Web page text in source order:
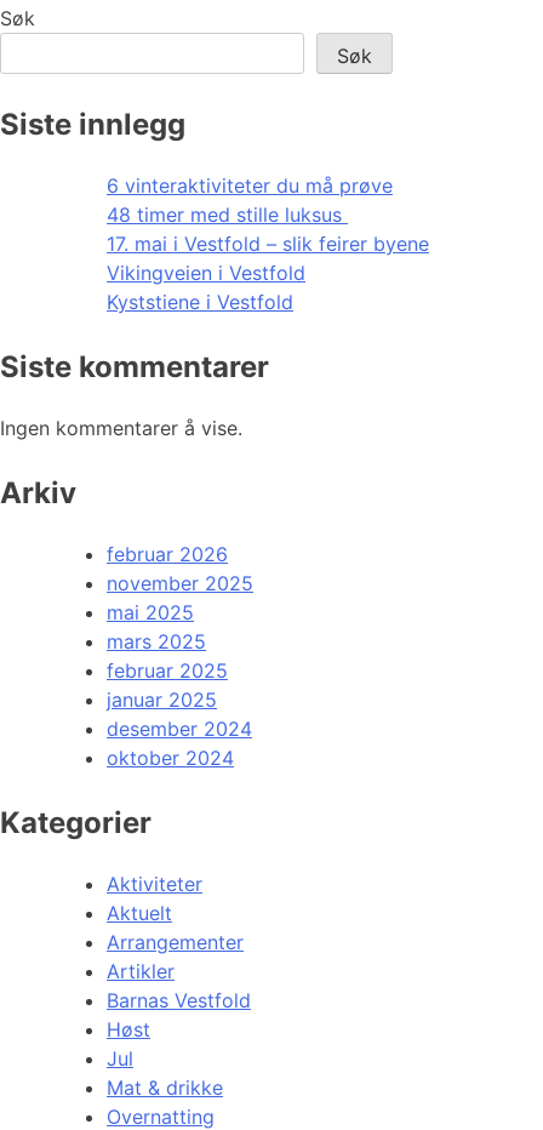
Søk
Søk
Siste innlegg
6 vinteraktiviteter du må prøve
48 timer med stille luksus
17. mai i Vestfold – slik feirer byene
Vikingveien i Vestfold
Kyststiene i Vestfold
Siste kommentarer
Ingen kommentarer å vise.
Arkiv
februar 2026
november 2025
mai 2025
mars 2025
februar 2025
januar 2025
desember 2024
oktober 2024
Kategorier
Aktiviteter
Aktuelt
Arrangementer
Artikler
Barnas Vestfold
Høst
Jul
Mat & drikke
Overnatting